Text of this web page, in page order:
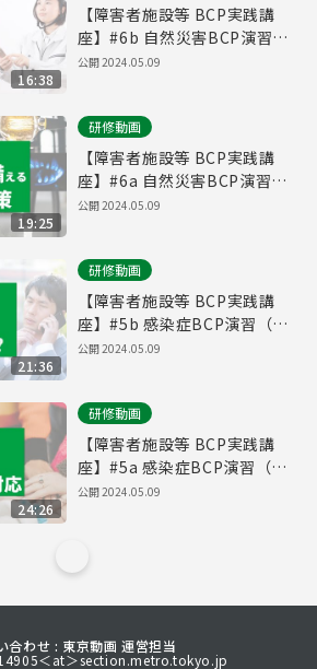
16:38
【障害者施設等 BCP実践講
座】#6b ⾃然災害BCP演習
（通所系サービス事業所）
公開2024.05.09
19:25
研修動画
【障害者施設等 BCP実践講
座】#6a ⾃然災害BCP演習
（⼊所系サービス事業所）
公開2024.05.09
21:36
研修動画
【障害者施設等 BCP実践講
座】#5b 感染症BCP演習（通
所系サービス事業所）【東京
公開2024.05.09
24:26
研修動画
【障害者施設等 BCP実践講
座】#5a 感染症BCP演習（⼊
所系サービス事業所）【東京
公開2024.05.09
合わせ : 東京動画 運営担当
＜at＞section.metro.tokyo.jp